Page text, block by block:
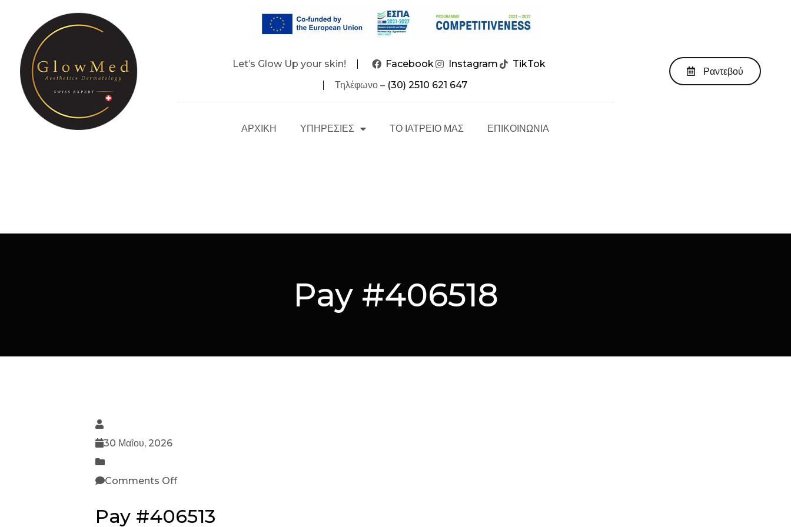
Let’s Glow Up your skin! Facebook Instagram
TikTok
Τηλέφωνο – (30) 2510 621 647
ΑΡΧΙΚΗ ΥΠΗΡΕΣΙΕΣ ΤΟ ΙΑΤΡΕΙΟ ΜΑΣ ΕΠΙΚΟΙΝΩΝΙΑ
Ραντεβού
Pay #406518
30 Μαΐου, 2026
Comments Off
Pay #406513